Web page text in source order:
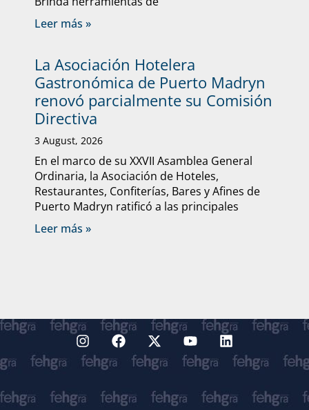
Leer más »
La Asociación Hotelera
Gastronómica de Puerto Madryn
renovó parcialmente su Comisión
Directiva
3 August, 2026
En el marco de su XXVII Asamblea General
Ordinaria, la Asociación de Hoteles,
Restaurantes, Confiterías, Bares y Afines de
Puerto Madryn ratificó a las principales
Leer más »